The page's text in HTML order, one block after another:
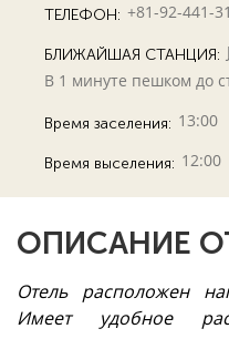
ТЕЛЕФОН: +81-92-441-
БЛИЖАЙШАЯ СТАНЦИЯ:
В 1 минуте пешком до
Время заселения: 13:00
Время выселения: 12:00
ОПИСАНИЕ
Отель расположен
Имеет удобное